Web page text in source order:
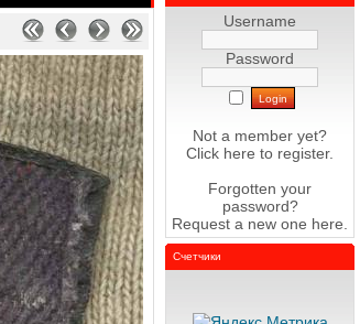
Username
Password
Not a member yet?
Click here to register.
Forgotten your
password?
Request a new one here
Счетчики